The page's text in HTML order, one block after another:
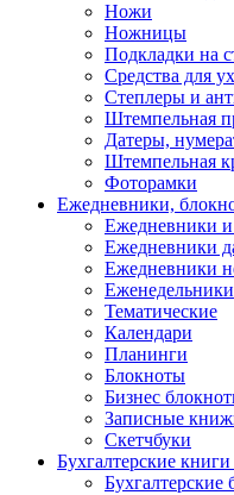
Ножи
Ножницы
Подкладки на
Средства для
Степлеры и
Штемпельная
Датеры,
Штемпельная
Фоторамки
Ежедневники,
Ежедневники
Ежедневники
Ежедневники
Еженедельники
Тематические
Календари
Планинги
Блокноты
Бизнес
Записные
Скетчбуки
Бухгалтерские
Бухгалтерские